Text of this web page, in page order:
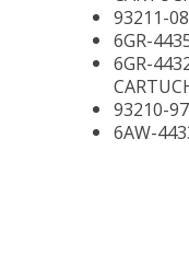
93211-
6GR-
6GR-
93210-
6AW-